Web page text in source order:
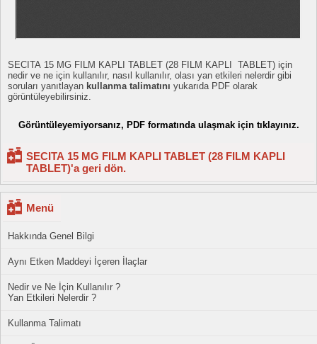
SECITA 15 MG FILM KAPLI TABLET (28 FILM KAPLI TABLET) için
nedir ve ne için kullanılır, nasıl kullanılır, olası yan etkileri nelerdir gibi
soruları yanıtlayan kullanma talimatını yukarıda PDF olarak
görüntüleyebilirsiniz.
Görüntüleyemiyorsanız, PDF formatında ulaşmak için tıklayınız.
SECITA 15 MG FILM KAPLI TABLET (28 FILM KAPLI
TABLET)'a geri dön.
Menü
Hakkında Genel Bilgi
Aynı Etken Maddeyi İçeren İlaçlar
Nedir ve Ne İçin Kullanılır ?
Yan Etkileri Nelerdir ?
Kullanma Talimatı